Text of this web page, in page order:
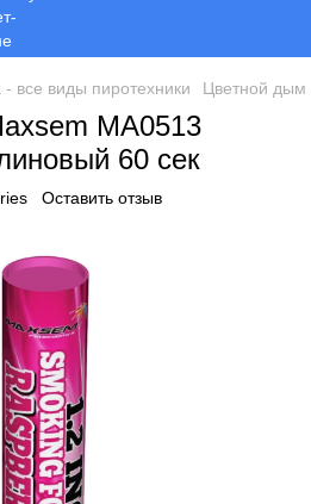
- все виды пиротехники Цветной дым
MA0513
60 сек
Оставить отзыв